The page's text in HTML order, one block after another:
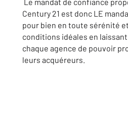
Century 21 est donc LE
pour bien en toute sérénité
conditions idéales en
chaque agence de pouvoir
leurs acquéreurs.